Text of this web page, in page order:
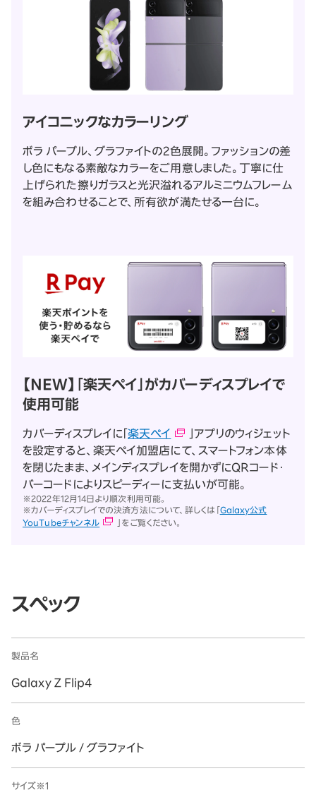
アイコニックなカラーリング
ボラ パープル、グラファイトの2色展開。ファッションの差
し色にもなる素敵なカラーをご用意しました。丁寧に仕
上げられた擦りガラスと光沢溢れるアルミニウムフレーム
を組み合わせることで、所有欲が満たせる一台に。
【NEW】「楽天ペイ」がカバーディスプレイで
使用可能
カバーディスプレイに「楽天ペイ
」アプリのウィジェット
を設定すると、楽天ペイ加盟店にて、スマートフォン本体
を閉じたまま、メインディスプレイを開かずにQRコード・
バーコードによりスピーディーに支払いが可能。
※2022年12月14日より順次利用可能。
※カバーディスプレイでの決済方法について、詳しくは「Galaxy公式
YouTubeチャンネル
」をご覧ください。
スペック
製品名
Galaxy Z Flip4
色
ボラ パープル / グラファイト
サイズ※1